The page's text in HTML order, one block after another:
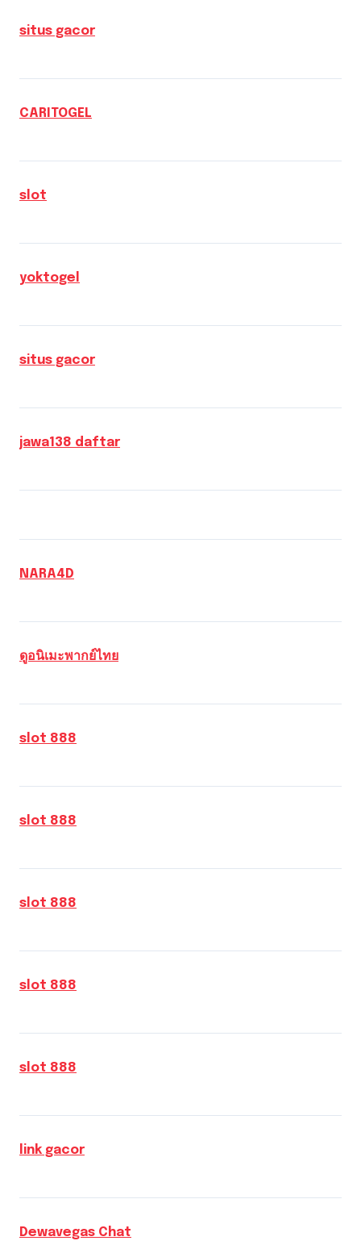
situs gacor
CARITOGEL
slot
yoktogel
situs gacor
jawa138 daftar
NARA4D
ดูอนิเมะพากย์ไทย
slot 888
slot 888
slot 888
slot 888
slot 888
link gacor
Dewavegas Chat